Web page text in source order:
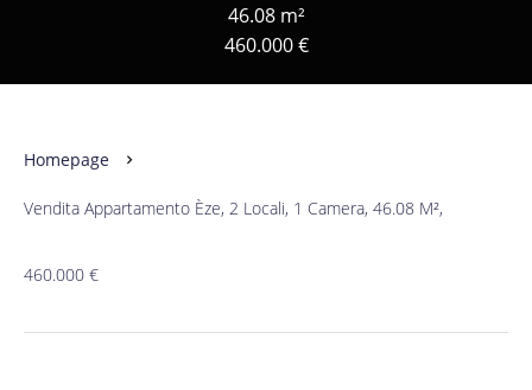
46.08 m²
460.000 €
Homepage
Vendita Appartamento Èze, 2 Locali, 1 Camera, 46.08 M²,
460.000 €